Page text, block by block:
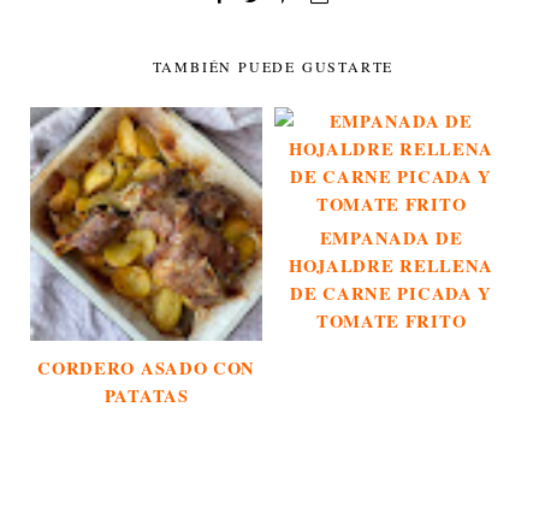
TAMBIÉN PUEDE GUSTARTE
CORDERO ASADO CON
PATATAS
EMPANADA DE
HOJALDRE RELLENA
DE CARNE PICADA Y
TOMATE FRITO